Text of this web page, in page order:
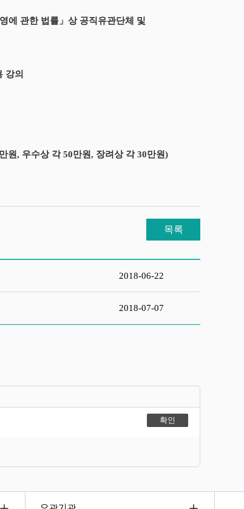
에 관한 법률」상 공직유관단체 및
강의
원, 우수상 각 50만원, 장려상 각 30만원)
목록
2018-06-22
2018-07-07